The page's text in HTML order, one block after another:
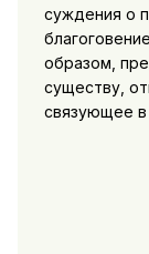
суждения о
образом,
существу,
связующее